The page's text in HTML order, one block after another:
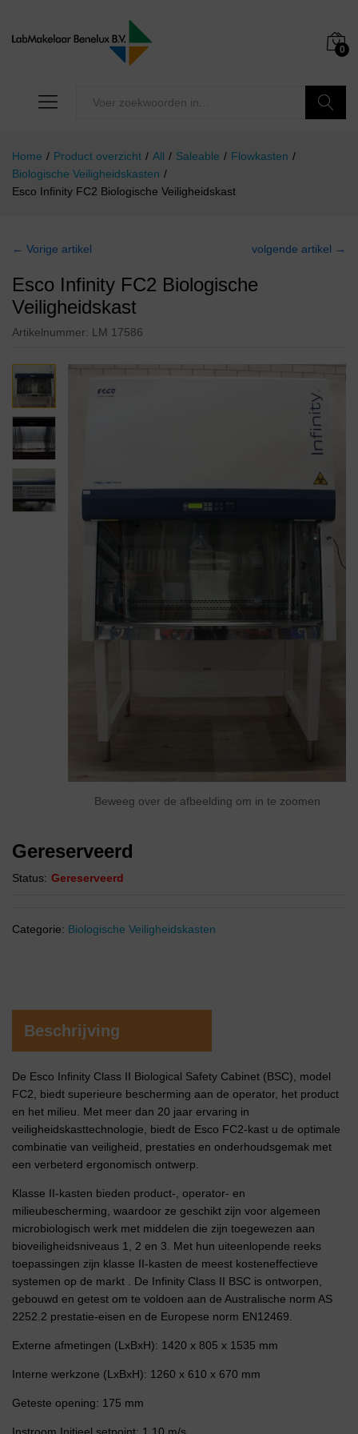
0
Home / Product overzicht / All / Saleable / Flowkasten /
Biologische Veiligheidskasten /
Esco Infinity FC2 Biologische Veiligheidskast
← Vorige artikel volgende artikel →
Esco Infinity FC2 Biologische
Veiligheidskast
Artikelnummer: LM 17586
Beweeg over de afbeelding om in te zoomen
Gereserveerd
Status: Gereserveerd
Categorie: Biologische Veiligheidskasten
Beschrijving
De Esco Infinity Class II Biological Safety Cabinet (BSC), model
FC2, biedt superieure bescherming aan de operator, het product
en het milieu. Met meer dan 20 jaar ervaring in
veiligheidskasttechnologie, biedt de Esco FC2-kast u de optimale
combinatie van veiligheid, prestaties en onderhoudsgemak met
een verbeterd ergonomisch ontwerp.
Klasse II-kasten bieden product-, operator- en
milieubescherming, waardoor ze geschikt zijn voor algemeen
microbiologisch werk met middelen die zijn toegewezen aan
bioveiligheidsniveaus 1, 2 en 3. Met hun uiteenlopende reeks
toepassingen zijn klasse II-kasten de meest kosteneffectieve
systemen op de markt . De Infinity Class II BSC is ontworpen,
gebouwd en getest om te voldoen aan de Australische norm AS
2252.2 prestatie-eisen en de Europese norm EN12469.
Externe afmetingen (LxBxH): 1420 x 805 x 1535 mm
Interne werkzone (LxBxH): 1260 x 610 x 670 mm
Geteste opening: 175 mm